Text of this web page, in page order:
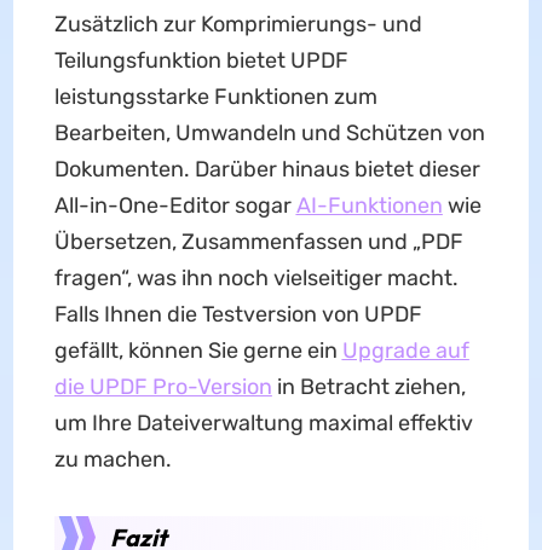
Zusätzlich zur Komprimierungs- und
Teilungsfunktion bietet UPDF
leistungsstarke Funktionen zum
Bearbeiten, Umwandeln und Schützen von
Dokumenten. Darüber hinaus bietet dieser
All-in-One-Editor sogarAI-Funktionen wie
Übersetzen, Zusammenfassen und „PDF
fragen“, was ihn noch vielseitiger macht.
Falls Ihnen die Testversion von UPDF
gefällt, können Sie gerne ein Upgrade auf
die UPDF Pro-Version in Betracht ziehen,
um Ihre Dateiverwaltung maximal effektiv
zu machen.
Fazit